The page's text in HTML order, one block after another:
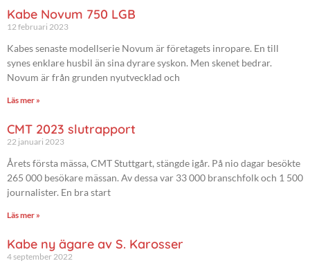
Kabe Novum 750 LGB
12 februari 2023
Kabes senaste modellserie Novum är företagets inropare. En till
synes enklare husbil än sina dyrare syskon. Men skenet bedrar.
Novum är från grunden nyutvecklad och
Läs mer »
CMT 2023 slutrapport
22 januari 2023
Årets första mässa, CMT Stuttgart, stängde igår. På nio dagar besökte
265 000 besökare mässan. Av dessa var 33 000 branschfolk och 1 500
journalister. En bra start
Läs mer »
Kabe ny ägare av S. Karosser
4 september 2022